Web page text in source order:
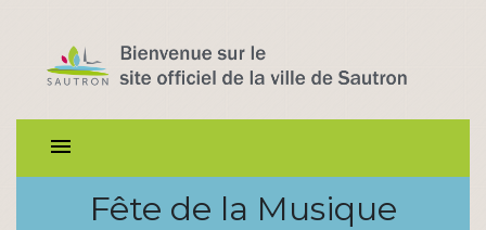
menu
Fête de la Musique